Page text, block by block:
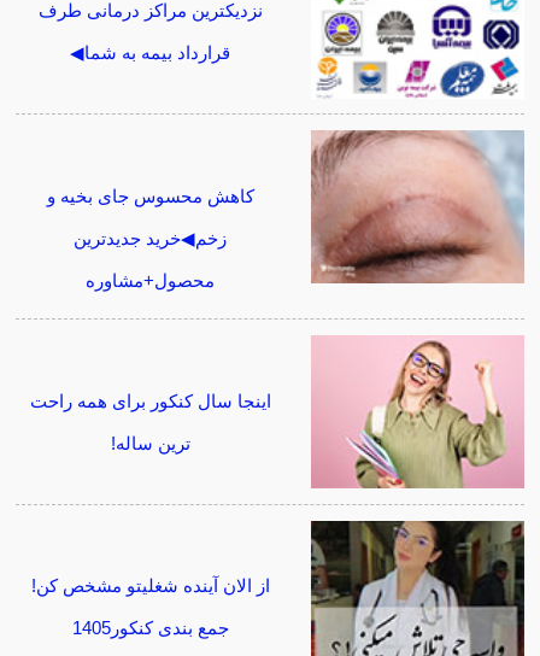
نزدیکترین مراکز درمانی طرف
قرارداد بیمه به شما◀
کاهش محسوس جای بخیه و
زخم◀خرید جدیدترین
محصول+مشاوره
اینجا سال کنکور برای همه راحت
ترین ساله!
از الان آینده شغلیتو مشخص کن!
جمع بندی کنکور1405